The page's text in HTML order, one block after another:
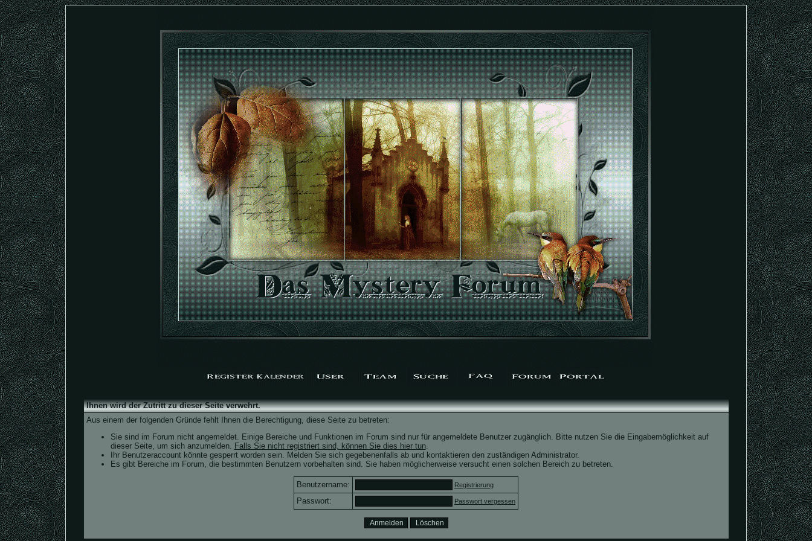
Ihnen wird der Zutritt zu dieser Seite verwehrt.
Aus einem der folgenden Gründe fehlt Ihnen die Berechtigung, diese Seite zu betreten:
Sie sind im Forum nicht angemeldet. Einige Bereiche und Funktionen im Forum sind nur für angemeldete Benutzer zugänglich. Bitte nutzen Sie die Eingabemöglichkeit auf
dieser Seite, um sich anzumelden. Falls Sie nicht registriert sind, können Sie dies hier tun.
Ihr Benutzeraccount könnte gesperrt worden sein. Melden Sie sich gegebenenfalls ab und kontaktieren den zuständigen Administrator.
Es gibt Bereiche im Forum, die bestimmten Benutzern vorbehalten sind. Sie haben möglicherweise versucht einen solchen Bereich zu betreten.
Benutzername: Registrierung
Passwort: Passwort vergessen